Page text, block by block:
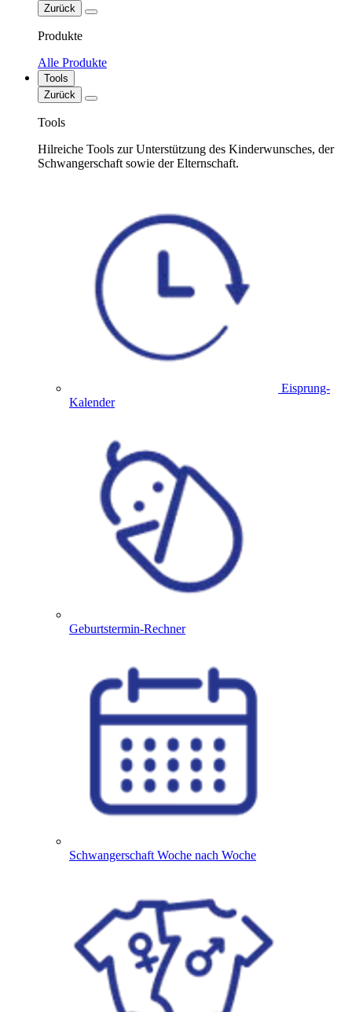
Zurück
Produkte
Alle Produkte
Tools
Zurück
Tools
Hilreiche Tools zur Unterstützung des Kinderwunsches, der
Schwangerschaft sowie der Elternschaft.
Eisprung-
Kalender
Geburtstermin-Rechner
Schwangerschaft Woche nach Woche